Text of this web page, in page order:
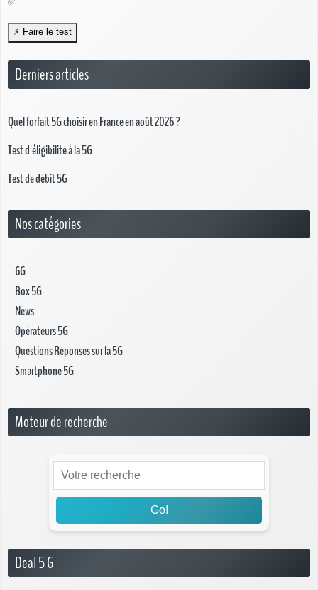
Derniers articles
Quel forfait 5G choisir en France en août 2026 ?
Test d'éligibilité à la 5G
Test de débit 5G
Nos catégories
6G
Box 5G
News
Opérateurs 5G
Questions Réponses sur la 5G
Smartphone 5G
Moteur de recherche
Go!
Deal 5 G